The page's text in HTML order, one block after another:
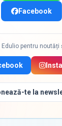
Facebook
pentru noutăți
te la